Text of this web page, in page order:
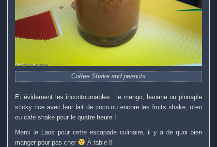
Coffee Shake and peanuts
Et évidement les incontournables : le mango, banana ou pinnaple
sticky rice avec leur lait de coco ou encore les fruits shake, oreo
ou café shake pour le quatre heure !
Merci le Laos pour cette escapade culinaire, il y a de quoi bien
manger pour pas cher
À table !!